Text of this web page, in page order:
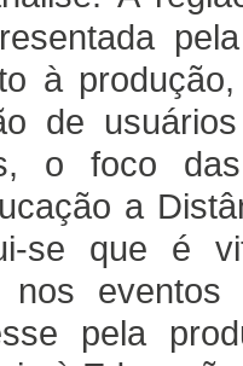
à
de
o foco
a
se que é
pela